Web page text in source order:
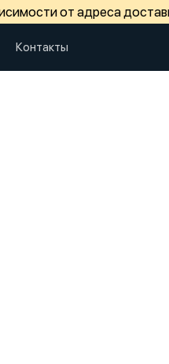
от адреса
Контакты